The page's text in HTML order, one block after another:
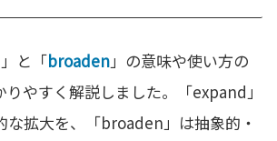
」と「broaden」の意味や使い方の
やすく解説しました。「expand」
な拡大を、「broaden」は抽象的・